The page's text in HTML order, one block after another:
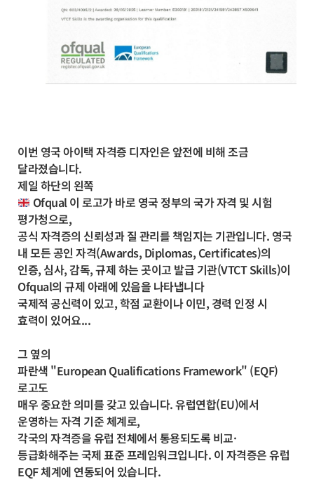
이번 영국 아이택 자격증 디자인은 앞전에 비해 조금
달라졌습니다.
제일 하단의 왼쪽
Ofqual 이 로고가 바로 영국 정부의 국가 자격 및 시험
평가청으로,
공식 자격증의 신뢰성과 질 관리를 책임지는 기관입니다. 영국
내 모든 공인 자격(Awards, Diplomas, Certificates)의
인증, 심사, 감독, 규제 하는 곳이고 발급 기관(VTCT Skills)이
Ofqual의 규제 아래에 있음을 나타냅니다
국제적 공신력이 있고, 학점 교환이나 이민, 경력 인정 시
효력이 있어요...
그 옆의
파란색 "European Qualifications Framework" (EQF)
로고도
매우 중요한 의미를 갖고 있습니다. 유럽연합(EU)에서
운영하는 자격 기준 체계로,
각국의 자격증을 유럽 전체에서 통용되도록 비교·
등급화해주는 국제 표준 프레임워크입니다. 이 자격증은 유럽
EQF 체계에 연동되어 있습니다.